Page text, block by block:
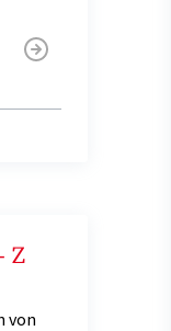
Z
von